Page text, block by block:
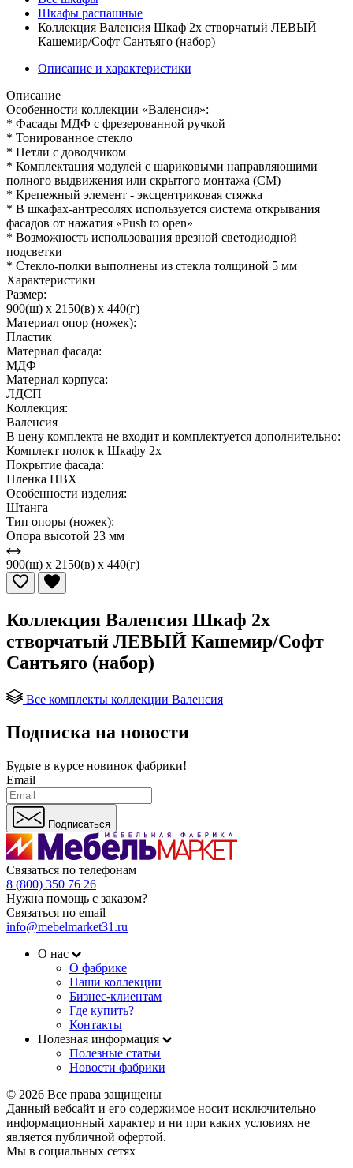
Шкафы распашные
Коллекция Валенсия Шкаф 2х створчатый ЛЕВЫЙ
Кашемир/Софт Сантьяго (набор)
Описание и характеристики
Описание
Особенности коллекции «Валенсия»:
* Фасады МДФ с фрезерованной ручкой
* Тонированное стекло
* Петли с доводчиком
* Комплектация модулей с шариковыми направляющими
полного выдвижения или скрытого монтажа (СМ)
* Крепежный элемент - эксцентриковая стяжка
* В шкафах-антресолях используется система открывания
фасадов от нажатия «Push to open»
* Возможность использования врезной светодиодной
подсветки
* Стекло-полки выполнены из стекла толщиной 5 мм
Характеристики
Размер:
900(ш) x 2150(в) x 440(г)
Материал опор (ножек):
Пластик
Материал фасада:
МДФ
Материал корпуса:
ЛДСП
Коллекция:
Валенсия
В цену комплекта не входит и комплектуется дополнительно:
Комплект полок к Шкафу 2х
Покрытие фасада:
Пленка ПВХ
Особенности изделия:
Штанга
Тип опоры (ножек):
Опора высотой 23 мм
900(ш) x 2150(в) x 440(г)
Коллекция Валенсия Шкаф 2х
створчатый ЛЕВЫЙ Кашемир/Софт
Сантьяго (набор)
Все комплекты коллекции Валенсия
Подписка на новости
Будьте в курсе новинок фабрики!
Email
Подписаться
Связаться по телефонам
8 (800) 350 76 26
Нужна помощь с заказом?
Связаться по email
info@mebelmarket31.ru
О нас
О фабрике
Наши коллекции
Бизнес-клиентам
Где купить?
Контакты
Полезная информация
Полезные статьи
Новости фабрики
© 2026 Все права защищены
Данный вебсайт и его содержимое носит исключительно
информационный характер и ни при каких условиях не
является публичной офертой.
Мы в социальных сетях